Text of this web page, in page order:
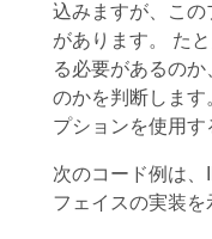
込みますが、この
があります。 た
る必要があるの
のかを判断しま
プションを使用す
次のコード例は
フェイスの実装を